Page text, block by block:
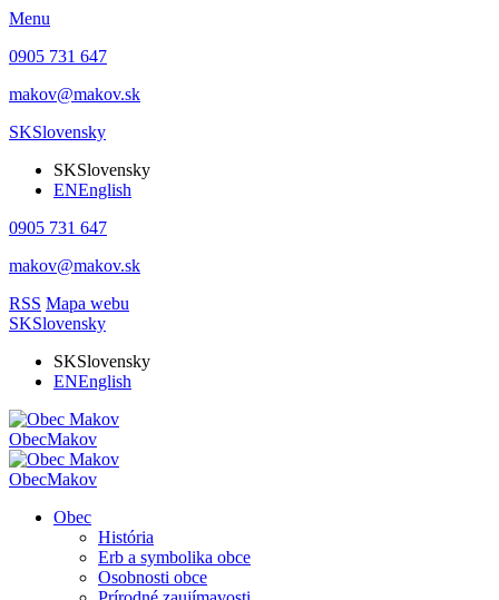
Menu
0905 731 647
makov@makov.sk
SKSlovensky
SKSlovensky
ENEnglish
0905 731 647
makov@makov.sk
RSS Mapa webu
SKSlovensky
SKSlovensky
ENEnglish
ObecMakov
ObecMakov
Obec
História
Erb a symbolika obce
Osobnosti obce